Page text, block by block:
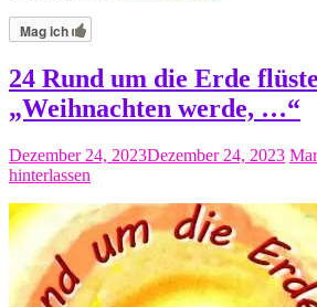
Mag ich
24 Rund um die Erde
„Weihnachten werde, …“
Dezember 24, 2023Dezember 24, 2023
hinterlassen